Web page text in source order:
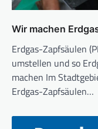
Wir machen
Erdgas-Zapfsäulen
umstellen und so
machen Im
Erdgas-Zapfsäulen…